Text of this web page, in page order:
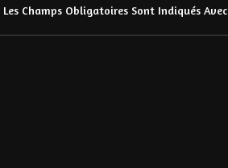
Les Champs Obligatoires Sont Indiqués Avec